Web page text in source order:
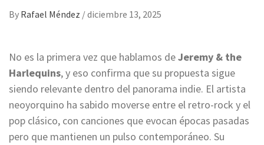
By Rafael Méndez /diciembre 13, 2025
No es la primera vez que hablamos deJeremy & the
Harlequins, y eso confirma que su propuesta sigue
siendo relevante dentro del panorama indie. El artista
neoyorquino ha sabido moverse entre el retro-rock y el
pop clásico, con canciones que evocan épocas pasadas
pero que mantienen un pulso contemporáneo. Su